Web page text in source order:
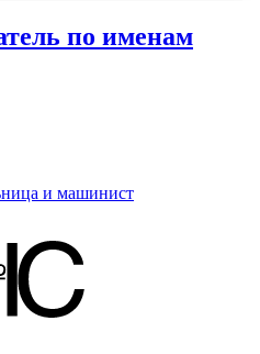
по именам
и машинист